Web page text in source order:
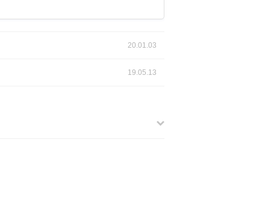
20.01.03
19.05.13